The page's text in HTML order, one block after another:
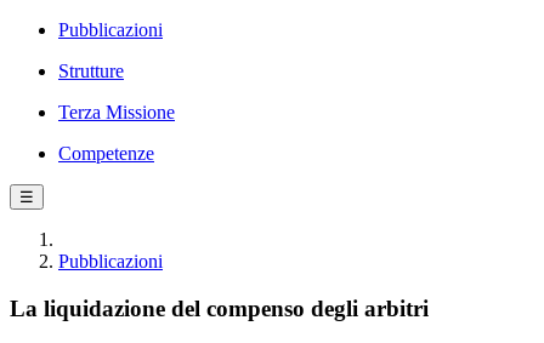
Pubblicazioni
Strutture
Terza Missione
Competenze
☰
Pubblicazioni
La liquidazione del compenso degli arbitri